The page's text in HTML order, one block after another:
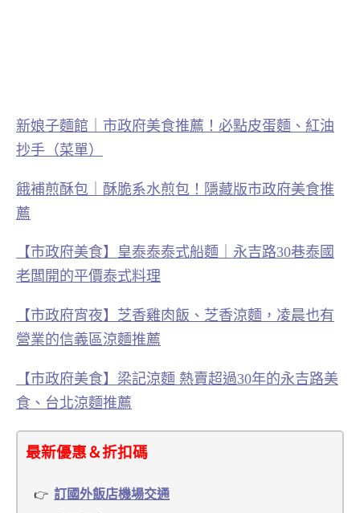
新娘子麵館｜市政府美食推薦！必點皮蛋麵、紅油
抄手（菜單）
餓補煎酥包｜酥脆系水煎包！隱藏版市政府美食推
薦
【市政府美食】皇泰泰泰式船麵｜永吉路30巷泰國
老闆開的平價泰式料理
【市政府宵夜】芝香雞肉飯、芝香涼麵，凌晨也有
營業的信義區涼麵推薦
【市政府美食】梁記涼麵 熱賣超過30年的永吉路美
食、台北涼麵推薦
最新優惠＆折扣碼
訂國外飯店機場交通